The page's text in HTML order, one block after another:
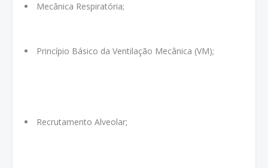
Mecânica Respiratória;
Princípio Básico da Ventilação Mecânica (VM);
Recrutamento Alveolar;